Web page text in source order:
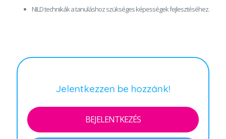
NILD technikák a tanuláshoz szükséges képességek fejlesztéséhez.
Jelentkezzen be hozzánk!
BEJELENTKEZÉS